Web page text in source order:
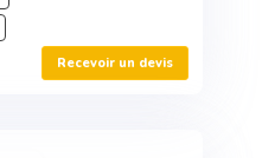
Recevoir un devis